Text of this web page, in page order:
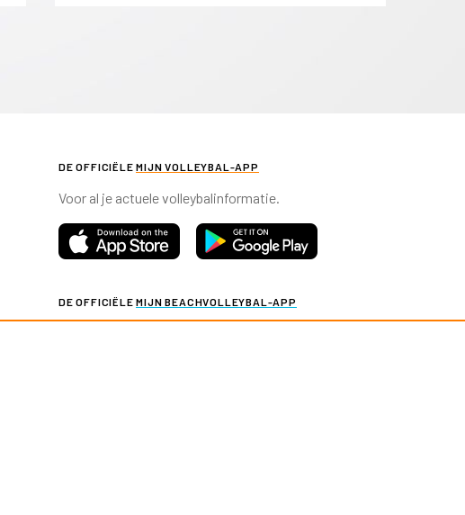
DE OFFICIËLEMIJN VOLLEYBAL-APP
Voor al je actuele volleybalinformatie.
DE OFFICIËLEMIJN BEACHVOLLEYBAL-APP